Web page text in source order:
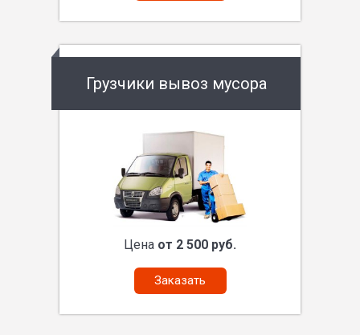
Грузчики вывоз мусора
Цена от 2 500 руб.
Заказать